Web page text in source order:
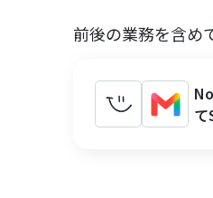
前後の業務を含め